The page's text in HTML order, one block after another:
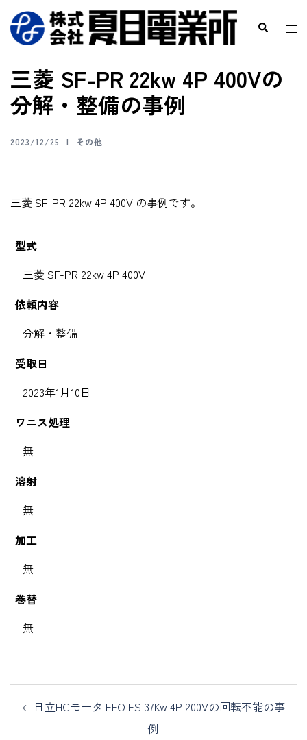
三菱 SF-PR 22kw 4P 400Vの
分解・整備の事例
2023/12/25 その他
三菱 SF-PR 22kw 4P 400V の事例です。
型式
三菱 SF-PR 22kw 4P 400V
依頼内容
分解・整備
受取日
2023年1月10日
ワニス処理
無
溶射
無
加工
無
巻替
無
日立HCモータ EFO ES 37Kw 4P 200Vの回転不能の事
例